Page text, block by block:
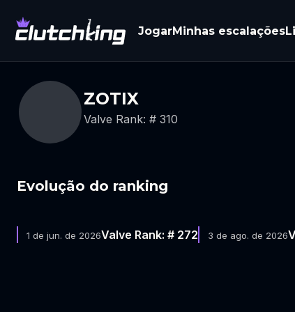
JogarMinhas escalações
ZOTIX
Valve Rank: # 310
Evolução do ranking
1 de jun. de 2026Valve Rank: # 272 3 de ago. de 2026